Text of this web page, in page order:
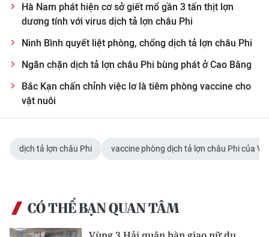
Hà Nam phát hiện cơ sở giết mổ gần 3 tấn thịt lợn
dương tính với virus dịch tả lợn châu Phi
Ninh Bình quyết liệt phòng, chống dịch tả lợn châu Phi
Ngăn chặn dịch tả lợn châu Phi bùng phát ở Cao Bằng
Bắc Kạn chấn chỉnh việc lơ là tiêm phòng vaccine cho
vật nuôi
dịch tả lợn châu Phi vaccine phòng dịch tả lợn châu Phi của
CÓ THỂ BẠN QUAN TÂM